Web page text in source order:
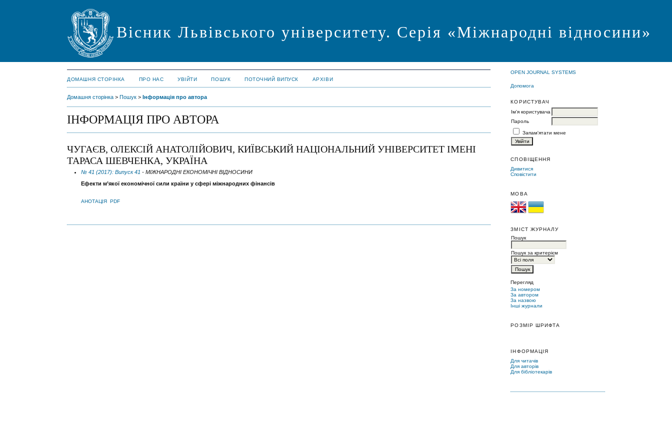
Вісник Львівського університету. Серія «Міжнародні відносини»
OPEN JOURNAL SYSTEMS
Допомога
КОРИСТУВАЧ
Ім'я користувача
Пароль
Запам'ятати мене
СПОВІЩЕННЯ
Дивитися
Сповістити
МОВА
ЗМІСТ ЖУРНАЛУ
Пошук
Пошук за критерієм
Перегляд
За номером
За автором
За назвою
Інші журнали
РОЗМІР ШРИФТА
ІНФОРМАЦІЯ
Для читачів
Для авторів
Для бібліотекарів
ДОМАШНЯ СТОРІНКА ПРО НАС УВІЙТИ ПОШУК ПОТОЧНИЙ ВИПУСК АРХІВИ
Домашня сторінка >Пошук >Інформація про автора
ІНФОРМАЦІЯ ПРО АВТОРА
ЧУГАЄВ, ОЛЕКСІЙ АНАТОЛІЙОВИЧ, КИЇВСЬКИЙ НАЦІОНАЛЬНИЙ УНІВЕРСИТЕТ ІМЕНІ
ТАРАСА ШЕВЧЕНКА, УКРАЇНА
№ 41 (2017): Випуск 41 - МІЖНАРОДНІ ЕКОНОМІЧНІ ВІДНОСИНИ
Ефекти м’якої економічної сили країни у сфері міжнародних фінансів
АНОТАЦІЯ PDF